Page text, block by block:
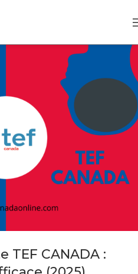
TEF CANADA :